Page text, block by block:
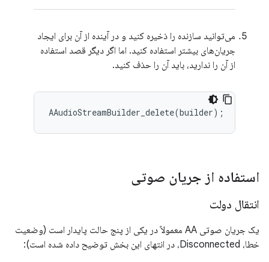
می‌توانید سازنده را ذخیره کنید و در آینده از آن برای ایجاد
جریان‌های بیشتر استفاده کنید. اما اگر دیگر قصد استفاده
از آن را ندارید، باید آن را حذف کنید.
استفاده از جریان صوتی
انتقال دولت
یک جریان صوتی AA معمولاً در یکی از پنج حالت پایدار است (وضعیت
خطا، Disconnected، در انتهای این بخش توضیح داده شده است):